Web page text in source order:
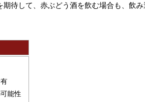
待して、赤ぶどう酒を飲む場合も、飲
能性